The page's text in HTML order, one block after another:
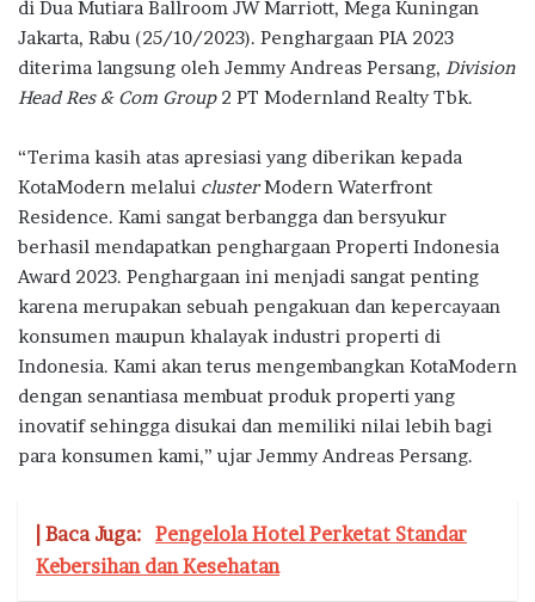
di Dua Mutiara Ballroom JW Marriott, Mega Kuningan
Jakarta, Rabu (25/10/2023). Penghargaan PIA 2023
diterima langsung oleh Jemmy Andreas Persang, Division
Head Res & Com Group 2 PT Modernland Realty Tbk.
“Terima kasih atas apresiasi yang diberikan kepada
KotaModern melalui clusterModern Waterfront
Residence. Kami sangat berbangga dan bersyukur
berhasil mendapatkan penghargaan Properti Indonesia
Award 2023. Penghargaan ini menjadi sangat penting
karena merupakan sebuah pengakuan dan kepercayaan
konsumen maupun khalayak industri properti di
Indonesia. Kami akan terus mengembangkan KotaModern
dengan senantiasa membuat produk properti yang
inovatif sehingga disukai dan memiliki nilai lebih bagi
para konsumen kami,” ujar Jemmy Andreas Persang.
| Baca Juga: Pengelola Hotel Perketat Standar
Kebersihan dan Kesehatan